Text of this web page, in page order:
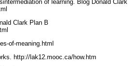
of learning. Blog Donald Clark
Clark Plan B
of-meaning.html
http://lak12.mooc.ca/how.htm